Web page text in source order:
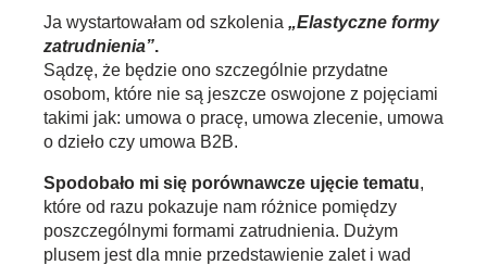
Ja wystartowałam od szkolenia „Elastyczne formy
zatrudnienia”.
Sądzę, że będzie ono szczególnie przydatne
osobom, które nie są jeszcze oswojone z pojęciami
takimi jak: umowa o pracę, umowa zlecenie, umowa
o dzieło czy umowa B2B.
Spodobało mi się porównawcze ujęcie tematu,
które od razu pokazuje nam różnice pomiędzy
poszczególnymi formami zatrudnienia. Dużym
plusem jest dla mnie przedstawienie zalet i wad